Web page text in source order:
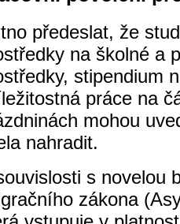
předeslat, že
na školné a
stipendium
práce na
mohou
nahradit.
s novelou
zákona